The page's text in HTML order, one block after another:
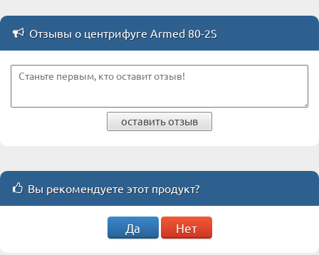
Отзывы о центрифуге Armed 80-2S
оставить отзыв
Вы рекомендуете этот продукт?
Да Нет